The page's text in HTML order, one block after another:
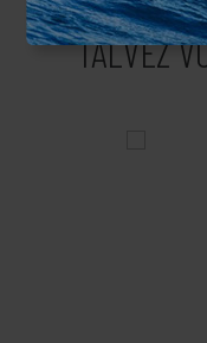
TALVEZ